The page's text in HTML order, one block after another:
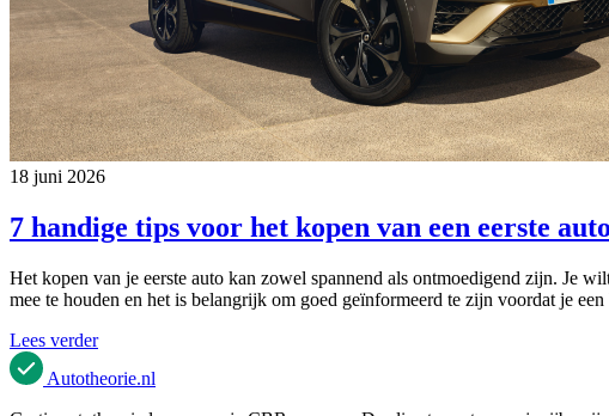
18 juni 2026
7 handige tips voor het kopen van een eerste auto
Het kopen van je eerste auto kan zowel spannend als ontmoedigend zijn. Je
mee te houden en het is belangrijk om goed geïnformeerd te zijn voordat je
Lees verder
Autotheorie.nl